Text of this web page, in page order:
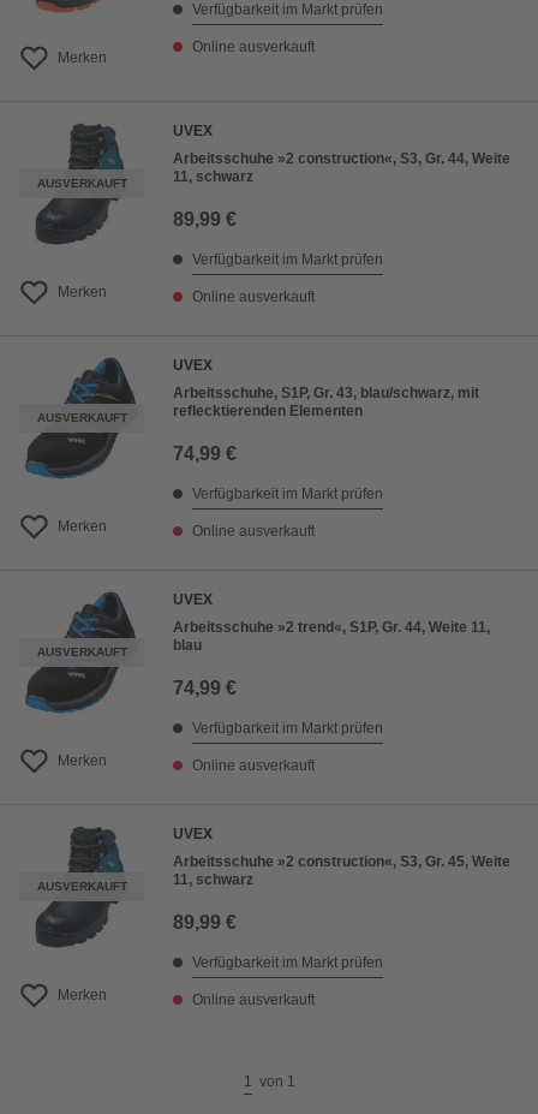
Merken
Verfügbarkeit im Markt prüfen
Online ausverkauft
AUSVERKAUFT
Merken
UVEX
Arbeitsschuhe »2 construction«, S3, Gr. 44, Weite
11, schwarz
89,99 €
Verfügbarkeit im Markt prüfen
Online ausverkauft
AUSVERKAUFT
Merken
UVEX
Arbeitsschuhe, S1P, Gr. 43, blau/schwarz, mit
reflecktierenden Elementen
74,99 €
Verfügbarkeit im Markt prüfen
Online ausverkauft
AUSVERKAUFT
Merken
UVEX
Arbeitsschuhe »2 trend«, S1P, Gr. 44, Weite 11,
blau
74,99 €
Verfügbarkeit im Markt prüfen
Online ausverkauft
AUSVERKAUFT
Merken
UVEX
Arbeitsschuhe »2 construction«, S3, Gr. 45, Weite
11, schwarz
89,99 €
Verfügbarkeit im Markt prüfen
Online ausverkauft
1 von 1